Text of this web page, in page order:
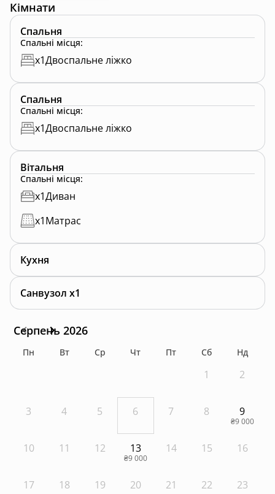
Кімнати
Спальня
Спальні місця:
x1Двоспальне ліжко
Спальня
Спальні місця:
x1Двоспальне ліжко
Вітальня
Спальні місця:
x1Диван
x1Матрас
Кухня
Санвузол x1
Серпень 2026
Пн Вт Ср Чт Пт Сб Нд
1 2
3 4 5 6 7 8 9
₴9 000
10 11 12 13
₴9 000
14 15 16
17 18 19 20 21 22 23